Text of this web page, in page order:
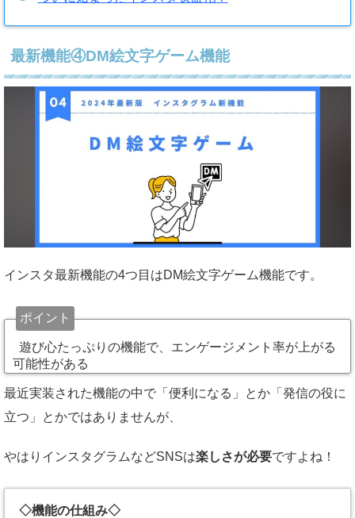
最新機能④DM絵文字ゲーム機能
インスタ最新機能の4つ目はDM絵文字ゲーム機能です。
ポイント
遊び心たっぷりの機能で、エンゲージメント率が上がる
可能性がある
最近実装された機能の中で「便利になる」とか「発信の役に
立つ」とかではありませんが、
やはりインスタグラムなどSNSは楽しさが必要ですよね！
◇機能の仕組み◇